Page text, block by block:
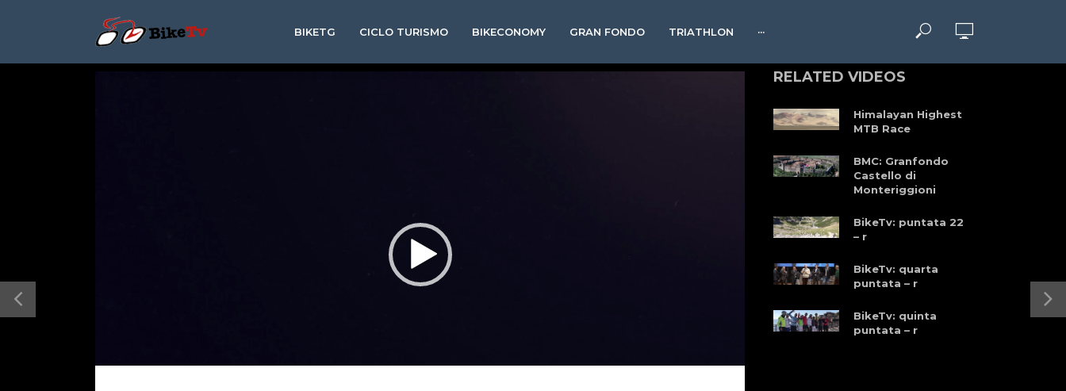
BIKETG CICLO TURISMO BIKECONOMY GRAN FONDO TRIATHLON ···
RELATED VIDEOS
Himalayan Highest
MTB Race
BMC: Granfondo
Castello di
Monteriggioni
BikeTv: puntata 22
– r
BikeTv: quarta
puntata – r
BikeTv: quinta
puntata – r